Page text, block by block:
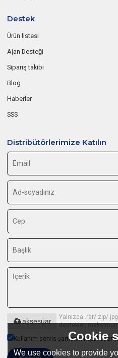
Destek
Ürün listesi
Ajan Desteği
Sipariş takibi
Blog
Haberler
SSS
Distribütörlerimize Katılın
Yalnızca .rar/.zip/
destekler,
aksesuar
Kullanım servis şartlarını kabul
Cookie
We use cookies to provide